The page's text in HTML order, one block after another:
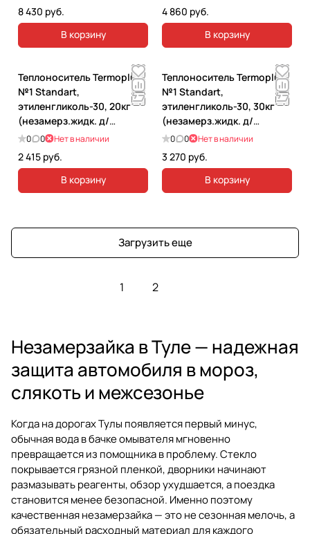
8 430 руб.
В корзину
4 860 руб.
В корзину
Теплоноситель Termoplus
№1 Standart,
этиленгликоль-30, 20кг
(незамерз.жидк. д/
отопления).
0 0 Нет в наличии
2 415 руб.
В корзину
Теплоноситель Termoplus
№1 Standart,
этиленгликоль-30, 30кг
(незамерз.жидк. д/
отопления).
0 0 Нет в наличии
3 270 руб.
В корзину
Загрузить еще
1 2
Незамерзайка в Туле — надежная
защита автомобиля в мороз,
слякоть и межсезонье
Когда на дорогах Тулы появляется первый минус,
обычная вода в бачке омывателя мгновенно
превращается из помощника в проблему. Стекло
покрывается грязной пленкой, дворники начинают
размазывать реагенты, обзор ухудшается, а поездка
становится менее безопасной. Именно поэтому
качественнаянезамерзайка— это не сезонная мелочь, а
обязательный расходный материал для каждого